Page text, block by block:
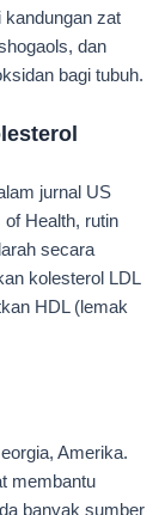
kandungan zat
dan
bagi tubuh.
jurnal US
Health, rutin
secara
kolesterol LDL
HDL (lemak
Amerika.
membantu
banyak sumber